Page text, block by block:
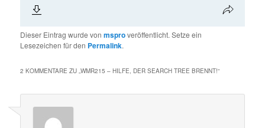
Dieser Eintrag wurde vonmsproveröffentlicht. Setze ein
Lesezeichen für den Permalink.
2 KOMMENTARE ZU „WMR215 – HILFE, DER SEARCH TREE BRENNT!“